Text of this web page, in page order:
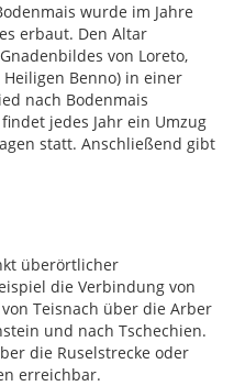
wurde im Jahre
erbaut. Den Altar
von Loreto,
Benno) in einer
nach Bodenmais
jedes Jahr ein Umzug
statt. Anschließend gibt
überörtlicher
die Verbindung von
Teisnach über die Arber
und nach Tschechien.
die Ruselstrecke oder
erreichbar.